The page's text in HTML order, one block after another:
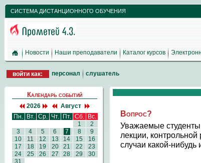
СИСТЕМА ДИСТАНЦИОННОГО ОБУЧЕНИЯ
Новости Наши преподаватели Каталог курсов
войти как: персонал слушатель
Календарь событий
2026
Август
Пн.
Вт. Ср. Чт. Пт. Сб.
Вс.
1
2
3
4 5 6 7 8
9
10
11 12 13 14 15
16
17
18 19 20 21 22
23
24
25 26 27 28 29
30
Вопрос?
Уважаемые студенты
лекции,
случаи какой-